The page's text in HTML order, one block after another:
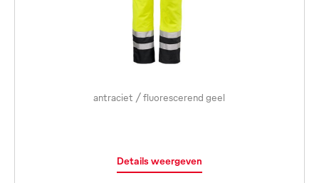
antraciet / fluorescerend geel
Details weergeven